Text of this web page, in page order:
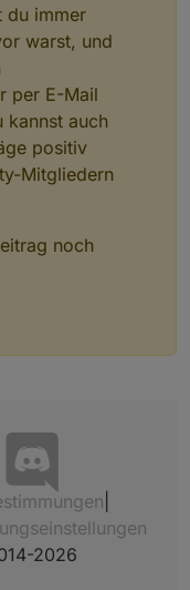
du immer
warst, und
per E-Mail
kannst auch
positiv
Mitgliedern
noch
2026